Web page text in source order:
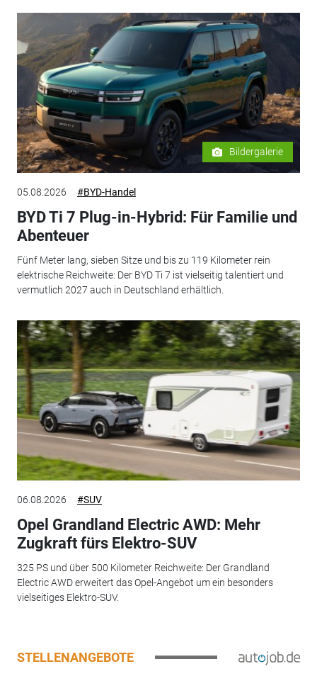
Bildergalerie
05.08.2026 #BYD-Handel
BYD Ti 7 Plug-in-Hybrid: Für Familie und
Abenteuer
Fünf Meter lang, sieben Sitze und bis zu 119 Kilometer rein
elektrische Reichweite: Der BYD Ti 7 ist vielseitig talentiert und
vermutlich 2027 auch in Deutschland erhältlich.
06.08.2026 #SUV
Opel Grandland Electric AWD: Mehr
Zugkraft fürs Elektro-SUV
325 PS und über 500 Kilometer Reichweite: Der Grandland
Electric AWD erweitert das Opel-Angebot um ein besonders
vielseitiges Elektro-SUV.
STELLENANGEBOTE